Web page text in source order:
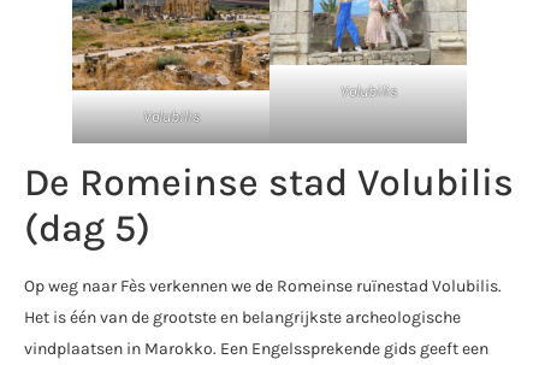
Volubilis
Volubilis
De Romeinse stad Volubilis
(dag 5)
Op weg naar Fès verkennen we de Romeinse ruïnestad Volubilis.
Het is één van de grootste en belangrijkste archeologische
vindplaatsen in Marokko. Een Engelssprekende gids geeft een